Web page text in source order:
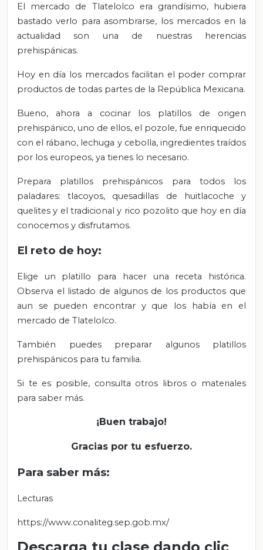
El mercado de Tlatelolco era grandísimo, hubiera
bastado verlo para asombrarse, los mercados en la
actualidad son una de nuestras herencias
prehispánicas.
Hoy en día los mercados facilitan el poder comprar
productos de todas partes de la República Mexicana.
Bueno, ahora a cocinar los platillos de origen
prehispánico, uno de ellos, el pozole, fue enriquecido
con el rábano, lechuga y cebolla, ingredientes traídos
por los europeos, ya tienes lo necesario.
Prepara platillos prehispánicos para todos los
paladares: tlacoyos, quesadillas de huitlacoche y
quelites y el tradicional y rico pozolito que hoy en día
conocemos y disfrutamos.
El reto de hoy:
Elige un platillo para hacer una receta histórica.
Observa el listado de algunos de los productos que
aun se pueden encontrar y que los había en el
mercado de Tlatelolco.
También puedes preparar algunos platillos
prehispánicos para tu familia.
Si te es posible, consulta otros libros o materiales
para saber más.
¡Buen trabajo!
Gracias por tu esfuerzo.
Para saber más:
Lecturas
https://www.conaliteg.sep.gob.mx/